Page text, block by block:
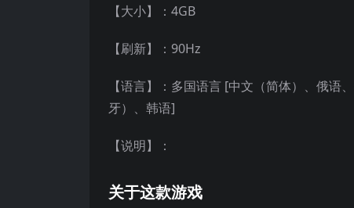
【大小】：4GB
【刷新】：90Hz
【语言】：多国语言 [中文（简体）、俄
牙）、韩语]
【说明】：
关于这款游戏